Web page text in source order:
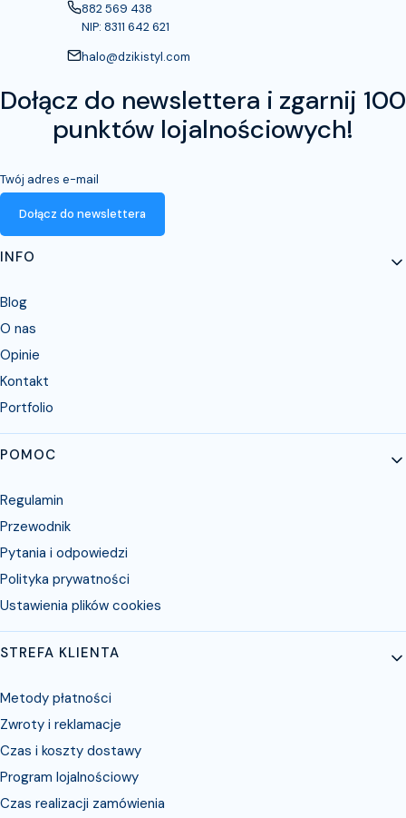
882 569 438
NIP: 8311 642 621
halo@dzikistyl.com
Dołącz do newslettera i zgarnij 100
punktów lojalnościowych!
Twój adres e-mail
Dołącz do newslettera
Linki w stopce
INFO
Blog
O nas
Opinie
Kontakt
Portfolio
POMOC
Regulamin
Przewodnik
Pytania i odpowiedzi
Polityka prywatności
Ustawienia plików cookies
STREFA KLIENTA
Metody płatności
Zwroty i reklamacje
Czas i koszty dostawy
Program lojalnościowy
Czas realizacji zamówienia